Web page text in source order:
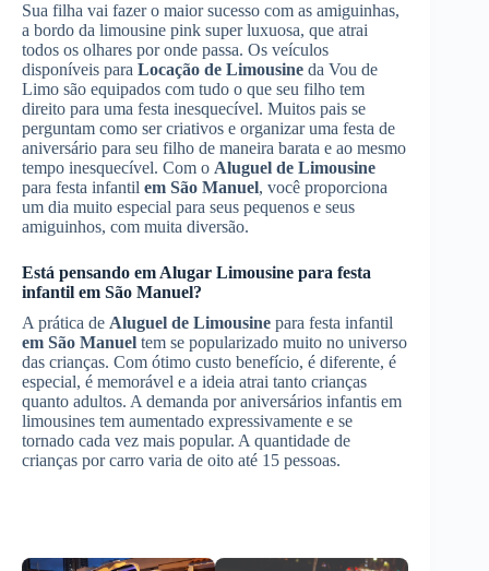
Sua filha vai fazer o maior sucesso com as amiguinhas,
a bordo da limousine pink super luxuosa, que atrai
todos os olhares por onde passa. Os veículos
disponíveis para Locação de Limousine da Vou de
Limo são equipados com tudo o que seu filho tem
direito para uma festa inesquecível. Muitos pais se
perguntam como ser criativos e organizar uma festa de
aniversário para seu filho de maneira barata e ao mesmo
tempo inesquecível. Com o Aluguel de Limousine
para festa infantil em São Manuel, você proporciona
um dia muito especial para seus pequenos e seus
amiguinhos, com muita diversão.
Está pensando em Alugar Limousine para festa
infantil em São Manuel?
A prática de Aluguel de Limousine para festa infantil
em São Manuel tem se popularizado muito no universo
das crianças. Com ótimo custo benefício, é diferente, é
especial, é memorável e a ideia atrai tanto crianças
quanto adultos. A demanda por aniversários infantis em
limousines tem aumentado expressivamente e se
tornado cada vez mais popular. A quantidade de
crianças por carro varia de oito até 15 pessoas.